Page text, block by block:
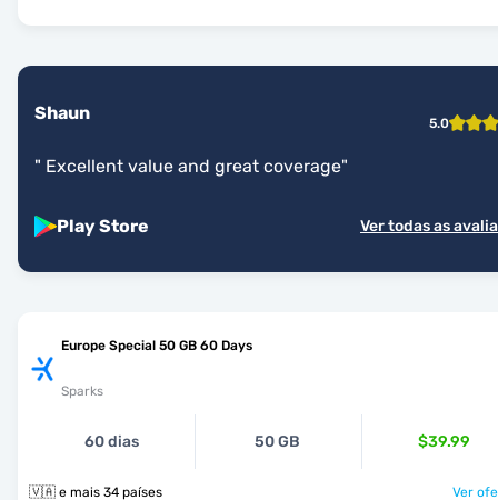
Shaun 5.0
" Excellent value and great coverage"
Play Store Ver todas as
Europe Special 50 GB 60 Days
Sparks
60 dias 50 GB $39.99
🇻🇦 e mais 34 países Ver